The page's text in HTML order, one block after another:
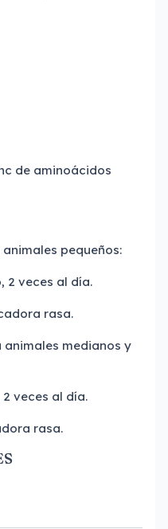
de aminoácidos
pequeños:
2 veces al día.
rasa.
animales medianos y
veces al día.
rasa.